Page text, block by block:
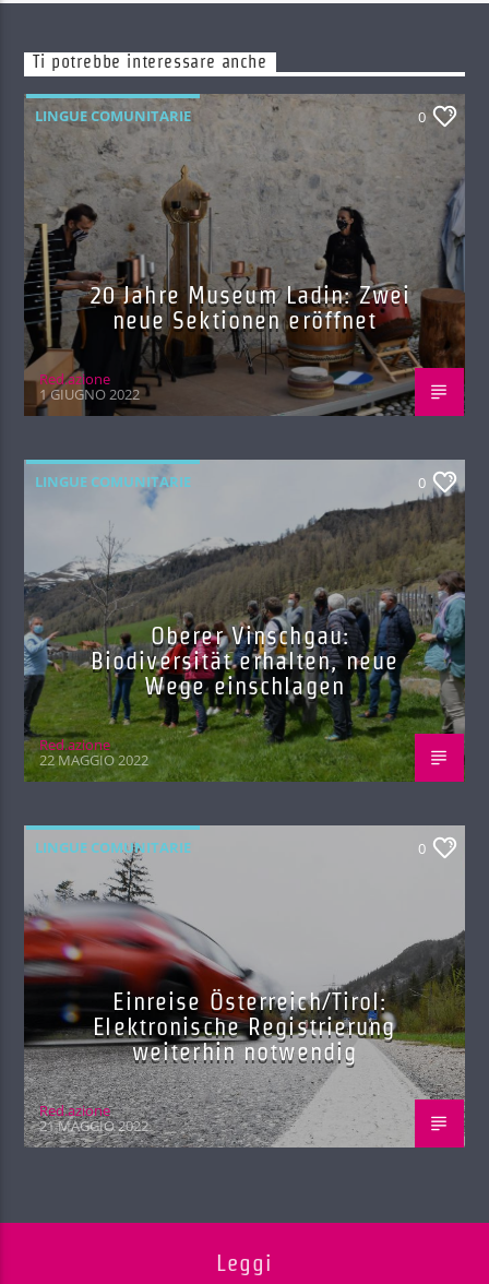
Ti potrebbe interessare anche
LINGUE COMUNITARIE 0
20 Jahre Museum Ladin: Zwei
neue Sektionen eröffnet
Red.azione
1 GIUGNO 2022
LINGUE COMUNITARIE 0
Oberer Vinschgau:
Biodiversität erhalten, neue
Wege einschlagen
Red.azione
22 MAGGIO 2022
LINGUE COMUNITARIE 0
Einreise Österreich/Tirol:
Elektronische Registrierung
weiterhin notwendig
Red.azione
21 MAGGIO 2022
Leggi